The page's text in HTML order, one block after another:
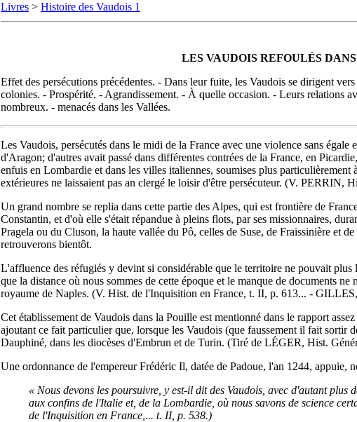
Livres > Histoire des Vaudois 1
LES VAUDOIS REFOULÉS
Effet des persécutions précédentes. - Dans leur fuite, les Vaudois se dirigent
colonies. - Prospérité. - Agrandissement. - À quelle occasion. - Leurs relations
nombreux. - menacés dans les Vallées.
Les Vaudois, persécutés dans le midi de la France avec une violence sans
d'Aragon; d'autres avait passé dans différentes contrées de la France, en
enfuis en Lombardie et dans les villes italiennes, soumises plus
extérieures ne laissaient pas an clergé le loisir d'être persécuteur. (V.
Un grand nombre se replia dans cette partie des Alpes, qui est frontière de
Constantin, et d'où elle s'était répandue à pleins flots, par ses missionnaires,
Pragela ou du Cluson, la haute vallée du Pô, celles de Suse, de Fraissinière et
retrouverons bientôt.
L'affluence des réfugiés y devint si considérable que le territoire ne pouvait
que la distance où nous sommes de cette époque et le manque de documents
royaume de Naples. (V. Hist. de l'Inquisition en France, t. II, p. 613... -
Cet établissement de Vaudois dans la Pouille est mentionné dans le rapport
ajoutant ce fait particulier que, lorsque les Vaudois (que faussement il fait sortir
Dauphiné, dans les diocèses d'Embrun et de Turin. (Tiré de LÉGER, Hist.
Une ordonnance de l'empereur Frédéric Il, datée de Padoue, l'an 1244, appuie,
« Nous devons les poursuivre, y est-il dit des Vaudois, avec d'autant
aux confins de l'Italie et, de la Lombardie, où nous savons de science
de l'Inquisition en France,... t. II, p. 538.)